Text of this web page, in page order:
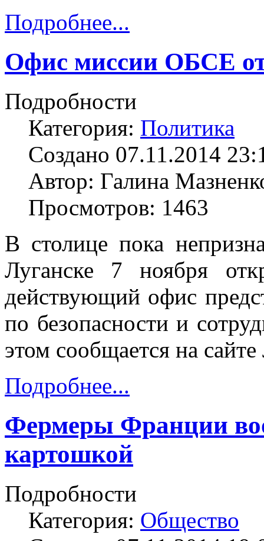
Подробнее...
Офис миссии ОБСЕ
Подробности
Категория: Политика
Создано 07.11.2014
Автор: Галина
Просмотров: 1463
В столице пока
Луганске 7 ноября
действующий офис
по безопасности и
этом сообщается на сайте
Подробнее...
Фермеры Франции
картошкой
Подробности
Категория: Общество